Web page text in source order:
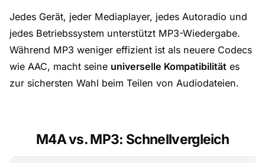
Jedes Gerät, jeder Mediaplayer, jedes Autoradio und
jedes Betriebssystem unterstützt MP3-Wiedergabe.
Während MP3 weniger effizient ist als neuere Codecs
wie AAC, macht seine universelle Kompatibilität es
zur sichersten Wahl beim Teilen von Audiodateien.
M4A vs. MP3: Schnellvergleich